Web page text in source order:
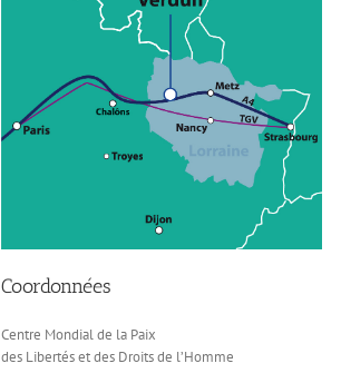
Coordonnées
Centre Mondial de la Paix
des Libertés et des Droits de l’Homme